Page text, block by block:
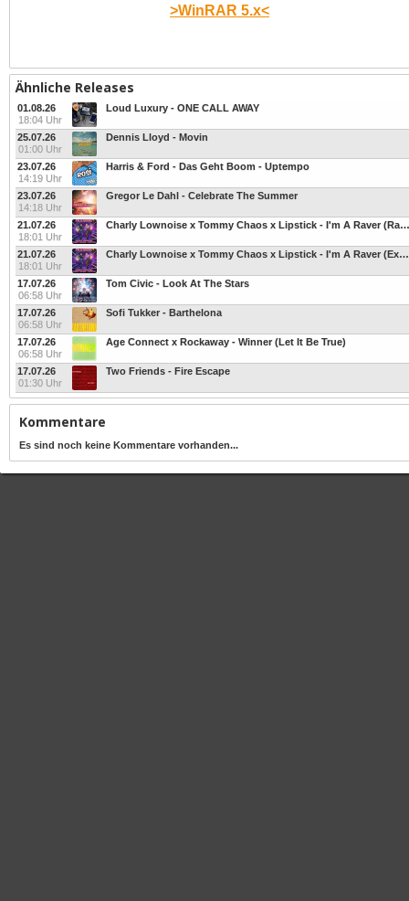
>WinRAR 5.x<
Ähnliche Releases
01.08.26
18:04 Uhr
Loud Luxury - ONE CALL AWAY
25.07.26
01:00 Uhr
Dennis Lloyd - Movin
23.07.26
14:19 Uhr
Harris & Ford - Das Geht Boom - Uptempo
23.07.26
14:18 Uhr
Gregor Le Dahl - Celebrate The Summer
21.07.26
18:01 Uhr
Charly Lownoise x Tommy Chaos x Lipstick - I'm A Raver (Radio Edit)
21.07.26
18:01 Uhr
Charly Lownoise x Tommy Chaos x Lipstick - I'm A Raver (Extended Mix)
17.07.26
06:58 Uhr
Tom Civic - Look At The Stars
17.07.26
06:58 Uhr
Sofi Tukker - Barthelona
17.07.26
06:58 Uhr
Age Connect x Rockaway - Winner (Let It Be True)
17.07.26
01:30 Uhr
Two Friends - Fire Escape
Kommentare
Es sind noch keine Kommentare vorhanden...